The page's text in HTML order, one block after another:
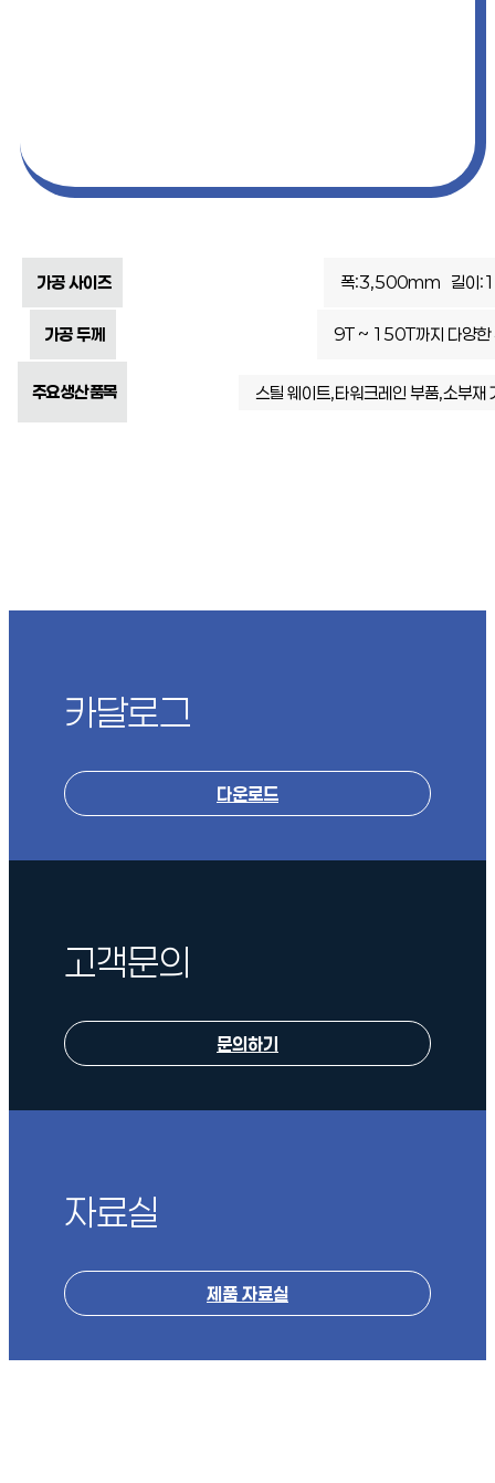
가공 사이즈 폭:3,500mm 길이
가공 두께 9T ~ 150T까지 다양한
주요 생산 품목 스틸 웨이트,타워크레인 부품,소부재
카달로그
다운로드
고객문의
문의하기
자료실
제품 자료실